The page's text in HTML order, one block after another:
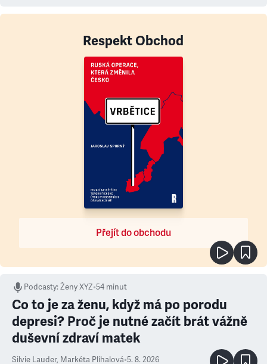
Respekt Obchod
Přejít do obchodu
Podcasty:Ženy XYZ•54 minut
Co to je za ženu, když má po porodu
depresi? Proč je nutné začít brát vážně
duševní zdraví matek
Silvie Lauder, Markéta Plíhalová•5. 8. 2026